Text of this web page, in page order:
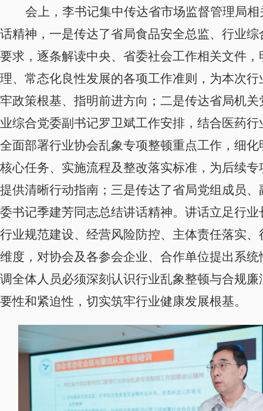
会上，李书记集中传达省市场监督管理局
话精神，一是传达了省局食品安全总监、行业
要求， 逐条解读中央、省委社会工作相关文件
理、常态化良性发展的各项工作准则，为本次
牢政策根基、指明前进方向；二是传达省局机
业综合党委副书记罗卫斌工作安排，结合医药
全面部署行业协会乱象专项整顿重点工作，细
核心任务、实施流程及整改落实标准，为后续
提供清晰行动指南；三是传达了省局党组成员
委书记季建芳同志总结讲话精神。讲话立足行
行业规范建设、经营风险防控、主体责任落实
维度，对协会及各参会企业、合作单位提出系
调全体人员必须深刻认识行业乱象整顿与合规
要性和紧迫性，切实筑牢行业健康发展根基。